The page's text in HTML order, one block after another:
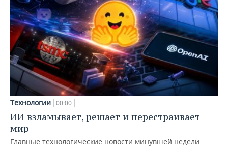
Технологии 00:00
ИИ взламывает, решает и перестраивает
мир
Главные технологические новости минувшей недели